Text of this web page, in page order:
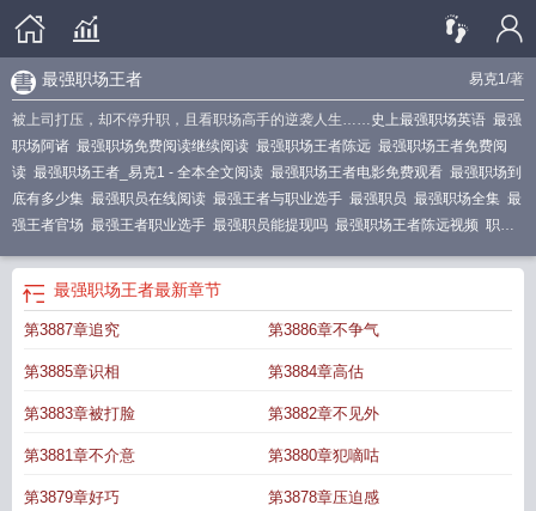
易克1/著
最强职场王者
被上司打压，却不停升职，且看职场高手的逆袭人生……史上最强职场英语 最强
职场阿诸 最强职场免费阅读继续阅读 最强职场王者陈远 最强职场王者免费阅
读 最强职场王者_易克1 - 全本全文阅读 最强职场王者电影免费观看 最强职场到
底有多少集 最强职员在线阅读 最强王者与职业选手 最强职员 最强职场全集 最
强王者官场 最强王者职业选手 最强职员能提现吗 最强职场王者陈远视频 职场
最强职场 阿诸 最强职场王者3133
免费阅读
全文免费阅读职场最强秘籍 最强职场免费阅读最强职业者
最强职场王者最新章节
第3887章追究 第3886章不争气
第3885章识相 第3884章高估
第3883章被打脸 第3882章不见外
第3881章不介意 第3880章犯嘀咕
第3879章好巧 第3878章压迫感